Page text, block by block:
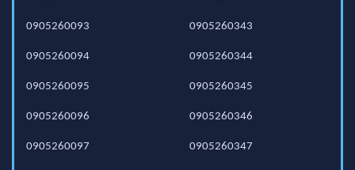
0905260093
0905260094
0905260095
0905260096
0905260097
0905260343
0905260344
0905260345
0905260346
0905260347